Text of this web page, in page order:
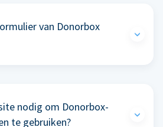
van Donorbox
nodig om Donorbox-
te gebruiken?